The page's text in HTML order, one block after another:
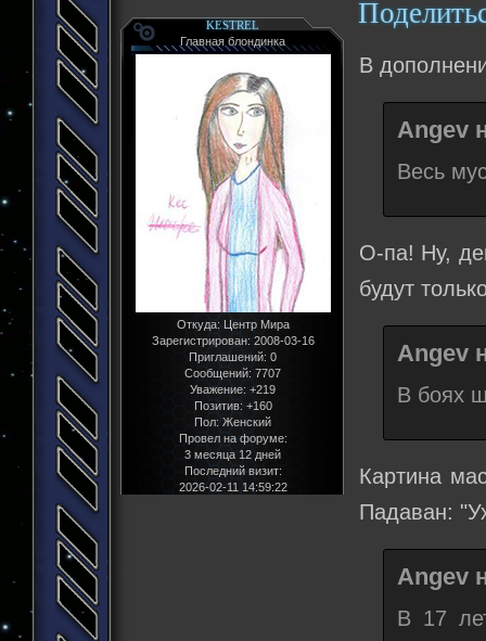
KESTREL
Главная блондинка
Откуда:Центр Мира
Зарегистрирован: 2008-03-16
Приглашений: 0
Сообщений: 7707
Уважение: +219
Позитив: +160
Пол:Женский
Провел на форуме:
3 месяца 12 дней
Последний визит:
2026-02-11 14:59:22
В
Angev
Весь
О-па! Ну,
будут
Angev
В боях
Картина
Падаван:
Angev
В 17